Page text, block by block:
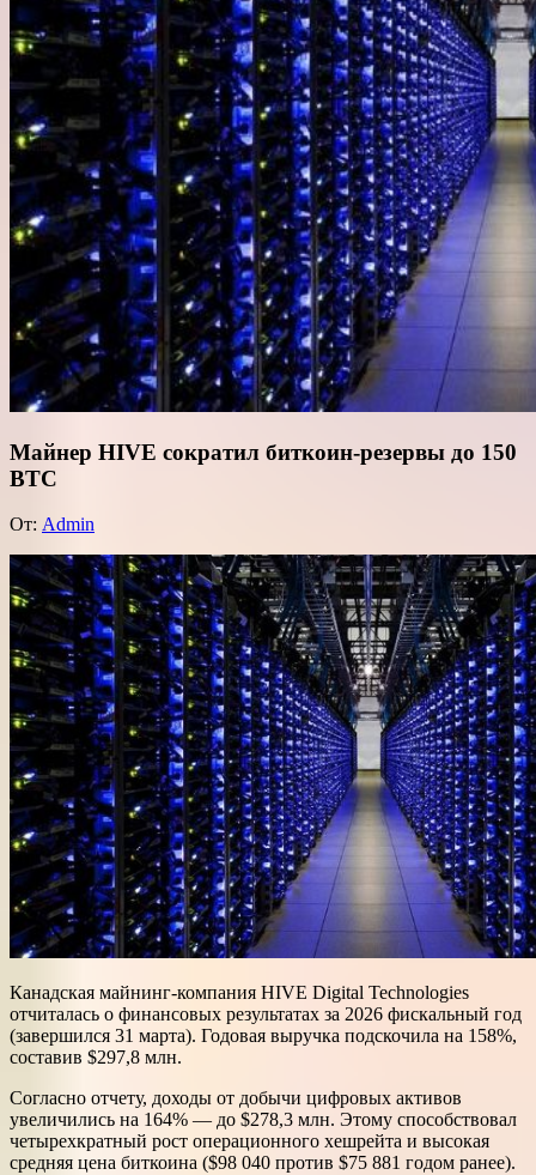
Майнер HIVE сократил биткоин-резервы до 150
BTC
От: Admin
Канадская майнинг-компания HIVE Digital Technologies
отчиталась о финансовых результатах за 2026 фискальный год
(завершился 31 марта). Годовая выручка подскочила на 158%,
составив $297,8 млн.
Согласно отчету, доходы от добычи цифровых активов
увеличились на 164% — до $278,3 млн. Этому способствовал
четырехкратный рост операционного хешрейта и высокая
средняя цена биткоина ($98 040 против $75 881 годом ранее).